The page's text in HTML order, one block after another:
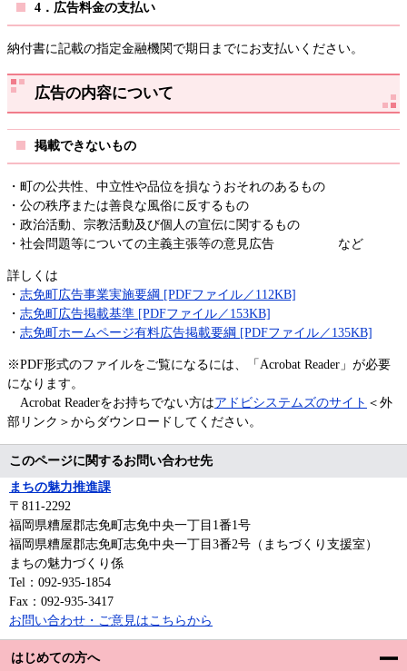
はじめての方へ
4．広告料金の支払い
納付書に記載の指定金融機関で期日までにお支払いください。
広告の内容について
掲載できないもの
・町の公共性、中立性や品位を損なうおそれのあるもの
・公の秩序または善良な風俗に反するもの
・政治活動、宗教活動及び個人の宣伝に関するもの
・社会問題等についての主義主張等の意見広告 など
詳しくは
・ 志免町広告事業実施要綱 [PDFファイル／112KB]
・ 志免町広告掲載基準 [PDFファイル／153KB]
・ 志免町ホームページ有料広告掲載要綱 [PDFファイル／135KB]
※PDF形式のファイルをご覧になるには、「Acrobat Reader」が必要
になります。
Acrobat Readerをお持ちでない方はアドビシステムズのサイト ＜外
部リンク＞からダウンロードしてください。
このページに関するお問い合わせ先
まちの魅力推進課
〒811-2292
福岡県糟屋郡志免町志免中央一丁目1番1号
福岡県糟屋郡志免町志免中央一丁目3番2号（まちづくり支援室）
まちの魅力づくり係
Tel：092-935-1854
Fax：092-935-3417
お問い合わせ・ご意見はこちらから